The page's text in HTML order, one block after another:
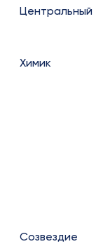
Центральный
Химик
Созвездие